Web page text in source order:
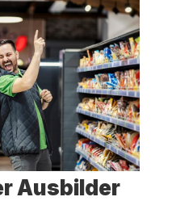
Aus­bil­der